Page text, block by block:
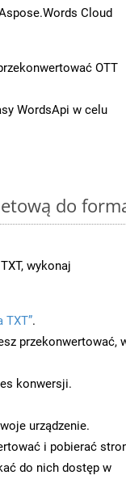
Cloud
OTT
WordsApi w celu
do
wykonaj
TXT”.
przekonwertować,
konwersji.
urządzenie.
i pobierać
do nich dostęp w